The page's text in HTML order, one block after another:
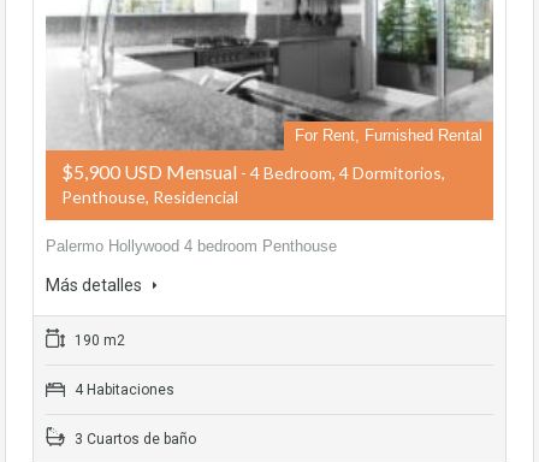
For Rent, Furnished Rental
$5,900 USD Mensual - 4 Bedroom, 4 Dormitorios,
Penthouse, Residencial
Palermo Hollywood 4 bedroom Penthouse
Más detalles
190 m2
4 Habitaciones
3 Cuartos de baño